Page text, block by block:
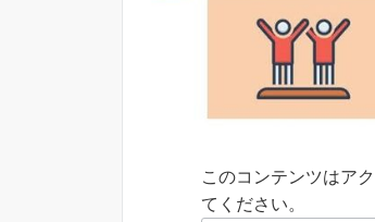
このコンテンツはア
てください。